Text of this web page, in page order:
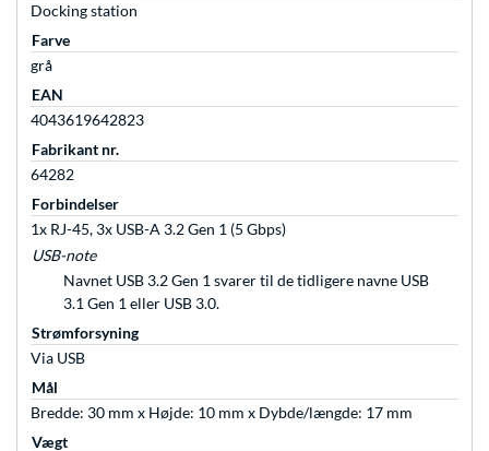
Docking station
Farve
grå
EAN
4043619642823
Fabrikant nr.
64282
Forbindelser
1x RJ-45, 3x USB-A 3.2 Gen 1 (5 Gbps)
USB-note
Navnet USB 3.2 Gen 1 svarer til de tidligere navne USB
3.1 Gen 1 eller USB 3.0.
Strømforsyning
Via USB
Mål
Bredde: 30 mm x Højde: 10 mm x Dybde/længde: 17 mm
Vægt